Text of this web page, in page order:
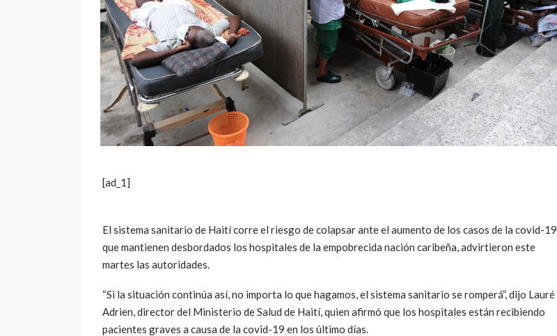
[ad_1]
El sistema sanitario de Haití corre el riesgo de colapsar ante el aumento de los casos de la covid-19
que mantienen desbordados los hospitales de la empobrecida nación caribeña, advirtieron este
martes las autoridades.
“Si la situación continúa así, no importa lo que hagamos, el sistema sanitario se romperá”, dijo Lauré
Adrien, director del Ministerio de Salud de Haití, quien afirmó que los hospitales están recibiendo
pacientes graves a causa de la covid-19 en los último días.